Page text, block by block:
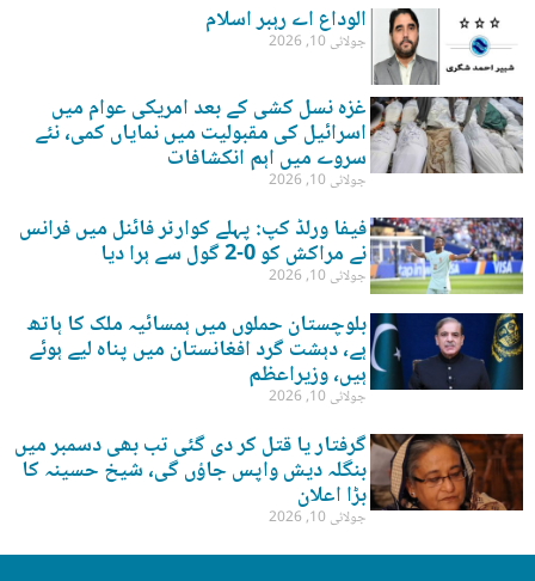
الوداع اے رہبر اسلام
جولائی 10, 2026
غزہ نسل کشی کے بعد امریکی عوام میں
اسرائیل کی مقبولیت میں نمایاں کمی، نئے
سروے میں اہم انکشافات
جولائی 10, 2026
فیفا ورلڈ کپ: پہلے کوارٹر فائنل میں فرانس
نے مراکش کو 0-2 گول سے ہرا دیا
جولائی 10, 2026
بلوچستان حملوں میں ہمسائیہ ملک کا ہاتھ
ہے، دہشت گرد افغانستان میں پناہ لیے ہوئے
ہیں، وزیراعظم
جولائی 10, 2026
گرفتار یا قتل کر دی گئی تب بھی دسمبر میں
بنگلہ دیش واپس جاؤں گی، شیخ حسینہ کا
بڑا اعلان
جولائی 10, 2026